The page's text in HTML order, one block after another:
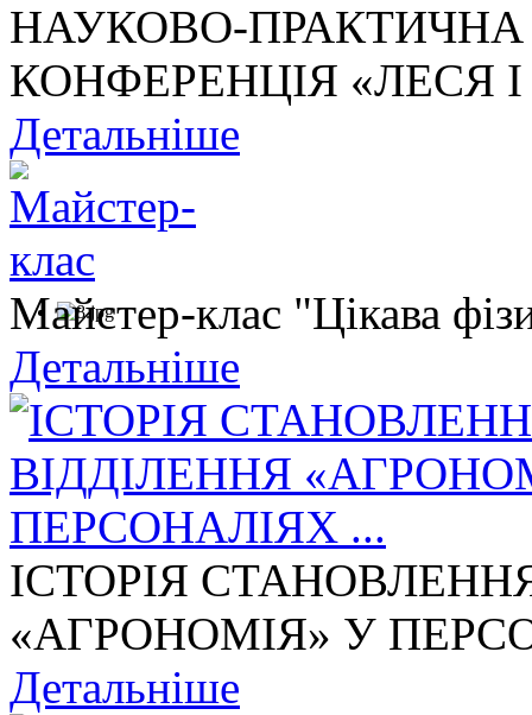
НАУКОВО-
КОНФЕРЕНЦІЯ «ЛЕСЯ І
Детальніше
Майстер-клас "Цікава
Детальніше
ІСТОРІЯ
«АГРОНОМІЯ» У
Детальніше